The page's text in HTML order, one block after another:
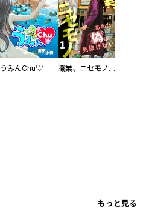
うみんChu♡ 職業、ニセモノ～あなたに偽は見抜けない【電子単行本版】
もっと見る